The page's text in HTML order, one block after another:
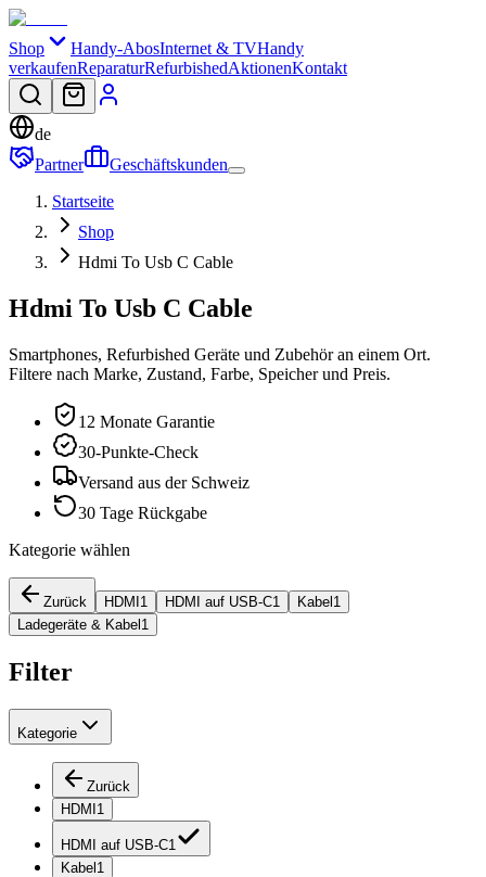
Shop Handy-AbosInternet & TVHandy
verkaufenReparaturRefurbishedAktionenKontakt
de
Partner
Geschäftskunden
Startseite
Shop
Hdmi To Usb C Cable
Hdmi To Usb C Cable
Smartphones, Refurbished Geräte und Zubehör an einem Ort.
Filtere nach Marke, Zustand, Farbe, Speicher und Preis.
12 Monate Garantie
30-Punkte-Check
Versand aus der Schweiz
30 Tage Rückgabe
Kategorie wählen
Zurück HDMI 1 HDMI auf USB-C1 Kabel 1
Ladegeräte & Kabel 1
Filter
Kategorie
Zurück
HDMI1
HDMI auf USB-C1
Kabel1